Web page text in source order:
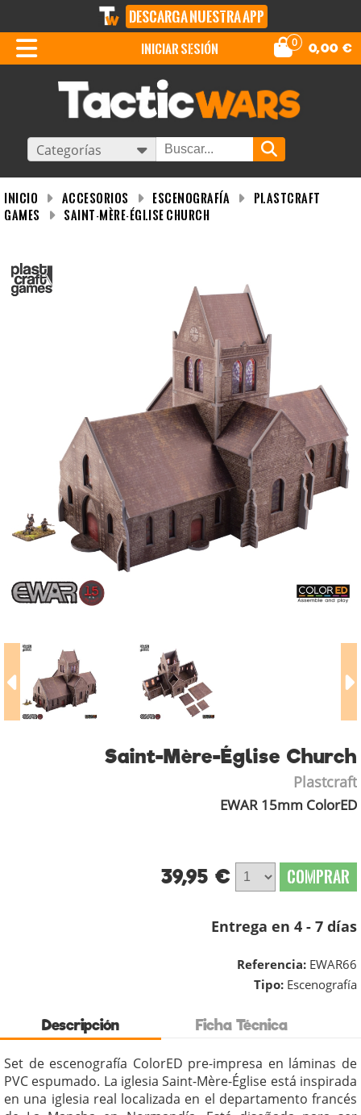
DESCARGA NUESTRA APP
0 0,00 €
iniciar sesión
Categorías
INICIO Accesorios Escenografía
PlastCraft
Games
Saint-Mère-Église Church
Saint-Mère-Église Church
Plastcraft
EWAR 15mm ColorED
39,95 € COMPRAR
Entrega en 4 - 7 días
Referencia: EWAR66
Tipo: Escenografía
Descripción Ficha Técnica
Set de escenografía ColorED pre-impresa en láminas de
PVC espumado. La iglesia Saint-Mère-Église está inspirada
en una iglesia real localizada en el departamento francés